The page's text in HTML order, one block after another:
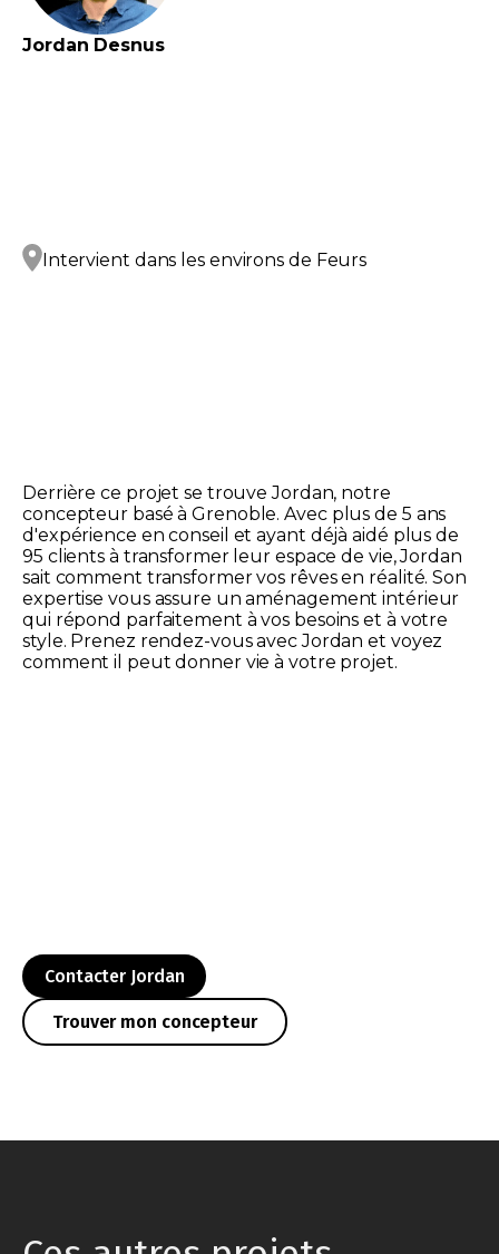
Jordan Desnus
Intervient dans les environs de Feurs
Derrière ce projet se trouve Jordan, notre
concepteur basé à Grenoble. Avec plus de 5 ans
d'expérience en conseil et ayant déjà aidé plus de
95 clients à transformer leur espace de vie, Jordan
sait comment transformer vos rêves en réalité. Son
expertise vous assure un aménagement intérieur
qui répond parfaitement à vos besoins et à votre
style. Prenez rendez-vous avec Jordan et voyez
comment il peut donner vie à votre projet.
Contacter Jordan
Trouver mon concepteur